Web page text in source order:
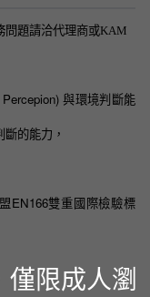
問題請洽代理商或KAM
與環境判斷能
的能力，
EN166雙重國際檢驗標
限成人瀏